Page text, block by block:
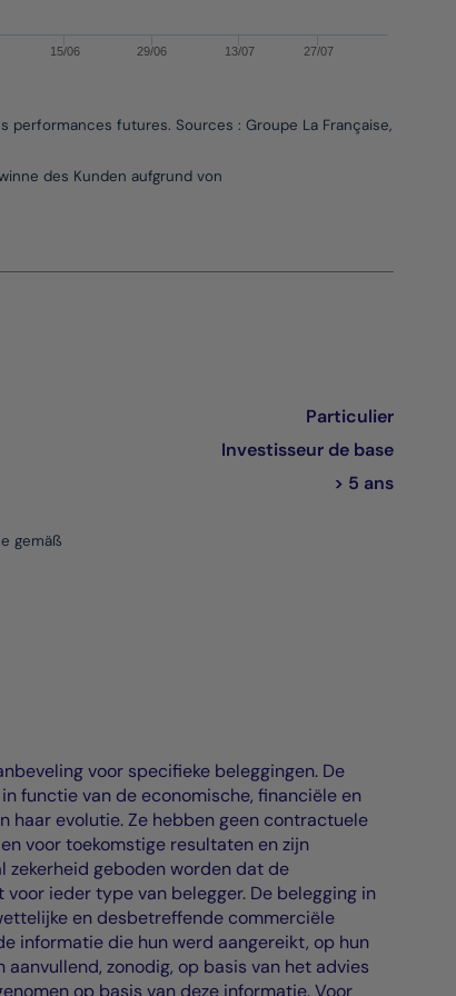
futures. Sources : Groupe La Française,
15/06 29/06 13/07 27/07
des Kunden aufgrund von
Particulier
Investisseur de base
> 5 ans
gemäß
voor specifieke beleggingen. De
functie van de economische, financiële en
haar evolutie. Ze hebben geen contractuele
voor toekomstige resultaten en zijn
zekerheid geboden worden dat de
ieder type van belegger. De belegging in
en desbetreffende commerciële
informatie die hun werd aangereikt, op hun
zonodig, op basis van het advies